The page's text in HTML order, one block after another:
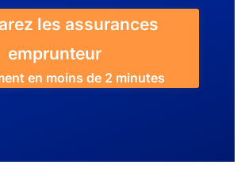
les assurances
emprunteur
en moins de 2 minutes